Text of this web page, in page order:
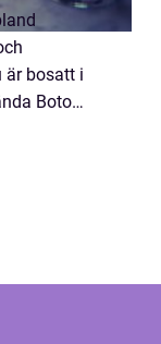
är bosatt i
Botox,